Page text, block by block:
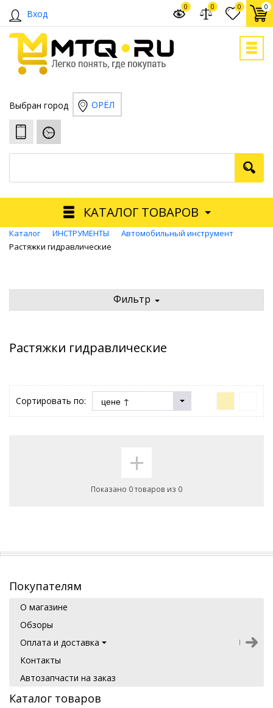
Вход
0 0
0 0
Выбран город ОРЁЛ
КАТАЛОГ ТОВАРОВ
Каталог ИНСТРУМЕНТЫ
Автомобильный инструмент
Растяжки гидравлические
Фильтр
Растяжки гидравлические
Сортировать по:
+
Показано 0 товаров из 0
Покупателям
О магазине
Обзоры
Оплата и доставка
Контакты
Автозапчасти на заказ
Каталог товаров